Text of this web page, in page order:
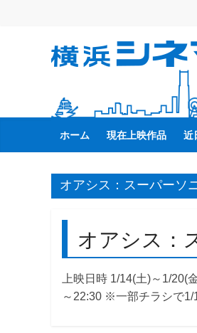
ス
ッ
横
浜
シ
ネ
マ
リ
ン
ホーム 現在上映作品 近
オアシス：スーパーソ
オアシス：
上映日時 1/14(土)～1/
～22:30 ※一部チラシで1/